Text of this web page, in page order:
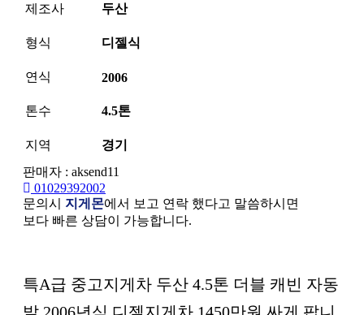
제조사 두산
형식 디젤식
연식 2006
톤수 4.5톤
지역
경기
판매자 : aksend11
01029392002
문의시 지게몬에서 보고 연락 했다고 말씀하시면
보다 빠른 상담이 가능합니다.
본문
특A급 중고지게차 두산 4.5톤 더블 캐빈 자동
발 2006년식 디젤지게차 1450만원 싸게 팝니